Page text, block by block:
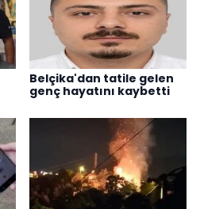
Belçika'dan tatile gelen
genç hayatını kaybetti